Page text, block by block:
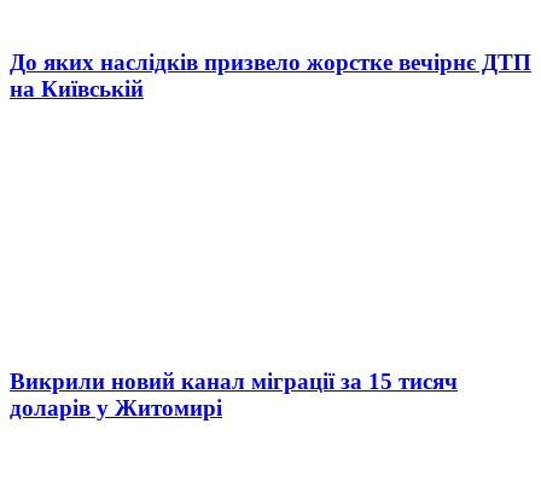
До яких наслідків призвело жорстке вечірнє ДТП
на Київській
Викрили новий канал міграції за 15 тисяч
доларів у Житомирі